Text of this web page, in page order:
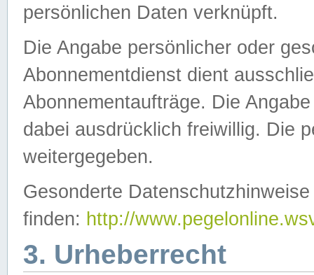
persönlichen Daten verknüpft.
Die Angabe persönlicher oder
Abonnementdienst dient
Abonnementaufträge. Die
dabei ausdrücklich freiwillig. Die
weitergegeben.
Gesonderte
finden: http://
3. Urheberrecht